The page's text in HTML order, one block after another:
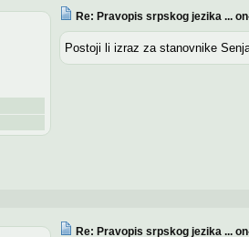
Re: Pravopis srpskog jezika ...
Postoji li izraz za stanovnike
Re: Pravopis srpskog jezika ...